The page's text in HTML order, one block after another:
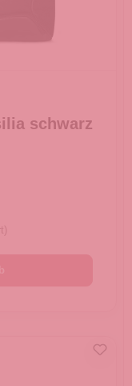
schwarz